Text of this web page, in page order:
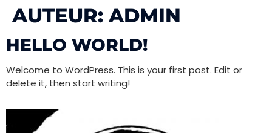
AUTEUR:ADMIN
HELLO WORLD!
Welcome to WordPress. This is your first post. Edit or
delete it, then start writing!